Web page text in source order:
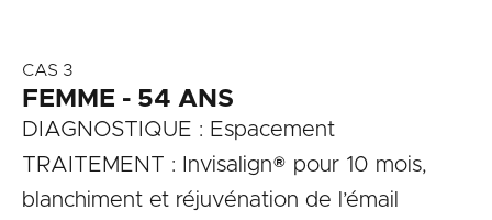
CAS 3
FEMME - 54 ANS
DIAGNOSTIQUE : Espacement
TRAITEMENT : Invisalign® pour 10 mois,
blanchiment et réjuvénation de l’émail